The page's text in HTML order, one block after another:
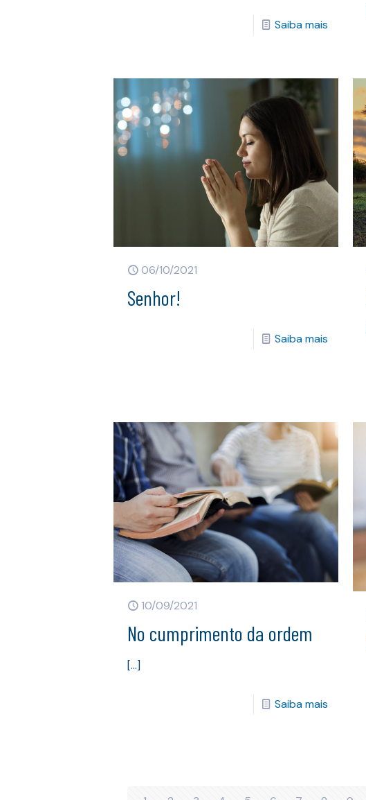
Saiba mais
06/10/2021
Senhor!
Saiba mais
10/09/2021
No cumprimento da ordem
[…]
Saiba mais